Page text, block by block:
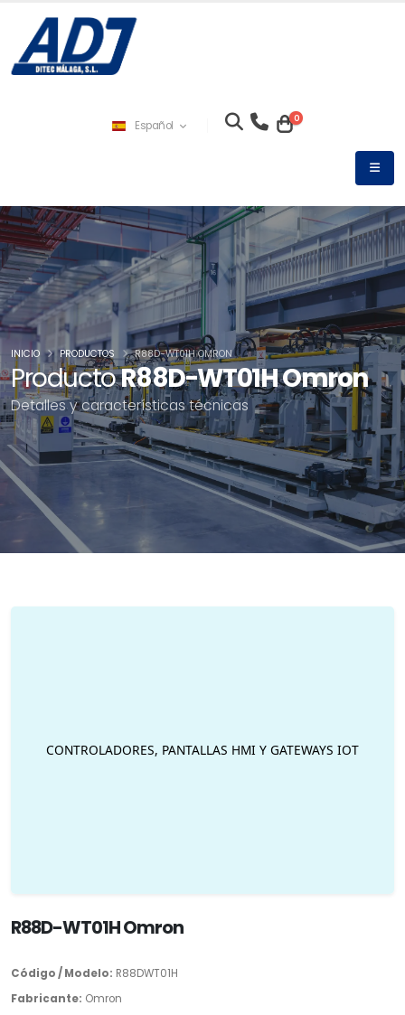
Español 0
ProductoR88D-WT01H Omron
Detalles y características técnicas
INICIO PRODUCTOS R88D-WT01H OMRON
R88D-WT01H Omron
Código / Modelo: R88DWT01H
Fabricante: Omron